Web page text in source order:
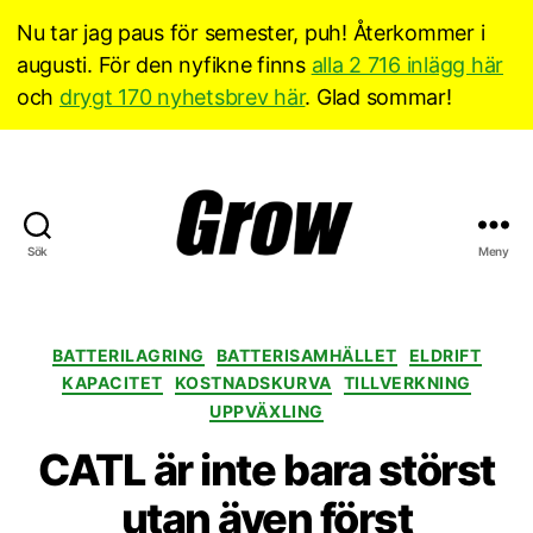
Nu tar jag paus för semester, puh! Återkommer i
augusti. För den nyfikne finns alla 2 716 inlägg här
och drygt 170 nyhetsbrev här. Glad sommar!
Sök Meny
Kategorier
BATTERILAGRING BATTERISAMHÄLLET
ELDRIFT
KAPACITET
KOSTNADSKURVA
TILLVERKNING
UPPVÄXLING
CATL är inte bara störst
utan även först